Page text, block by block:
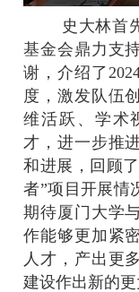
史大林首
基金会鼎力支
谢，介绍了
度，激发队伍
维活跃、学术
才，进一步推
和进展，回顾了
者”项目开展情
期待厦门大学
作能够更加紧
人才，产出更
建设作出新的更